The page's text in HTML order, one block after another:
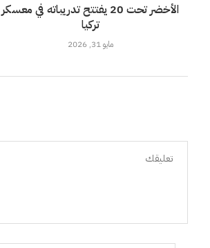
الأخضر تحت 20 يفتتح تدريباته في معسكر
تركيا
مايو 31, 2026